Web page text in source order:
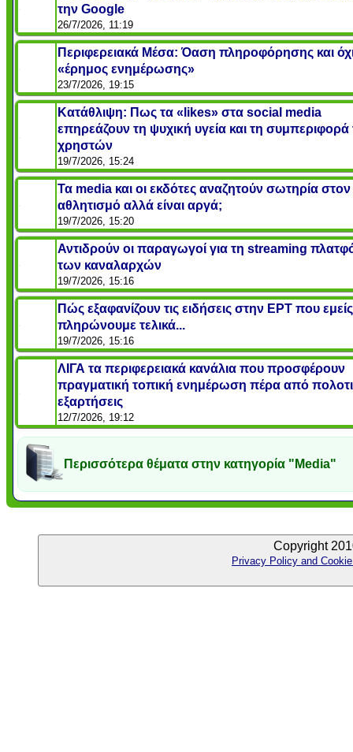
την Google
26/7/2026, 11:19
Περιφερειακά Μέσα: Όαση πληροφόρησης και
«έρημος ενημέρωσης»
23/7/2026, 19:15
Κατάθλιψη: Πως τα «likes» στα social media
επηρεάζουν τη ψυχική υγεία και τη
χρηστών
19/7/2026, 15:24
Τα media και οι εκδότες αναζητούν σωτηρία στον
αθλητισμό αλλά είναι αργά;
19/7/2026, 15:20
Αντιδρούν οι παραγωγοί για τη streaming
των καναλαρχών
19/7/2026, 15:16
Πώς εξαφανίζουν τις ειδήσεις στην ΕΡΤ που εμείς
πληρώνουμε τελικά...
19/7/2026, 15:16
ΛΙΓΑ τα περιφερειακά κανάλια που προσφέρουν
πραγματική τοπική ενημέρωση πέρα από
εξαρτήσεις
12/7/2026, 19:12
Περισσότερα θέματα στην κατηγορία "Media"
Copyright
Privacy Policy and